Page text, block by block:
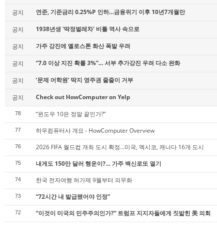
공지 연준, 기준금리 0.25%P 인하…금융위기 이후 10년7개월만
공지 1938년생 '딱정벌레차' 비틀 역사 속으로
공지 가주 강진에 옐로스톤 화산 폭발 우려
공지 “7.0 이상 지진 확률 3%”… 서부 추가강진 우려 다소 완화
공지 ‘문제 어학원’ 딱지 영주권 줄줄이 거부
공지 Check out HowComputer on Yelp
78 “윈도우 10은 정말 끝인가?”
77 하우컴퓨터사 개요 - HowComputer Overview
76 2026 FIFA 월드컵 개최 도시 확정…미국, 멕시코, 캐나다 16개 도시
75 내게도 150만 달러 행운이?… 가주 백신로또 열기
74 한국 전자여행 허가제 9월부터 의무화
73 “72시간 내 발급됐어야 인정”
72 “이것이 미국의 민주주의인가?” 트럼프 지지자들에게 짓밟힌 美 의회